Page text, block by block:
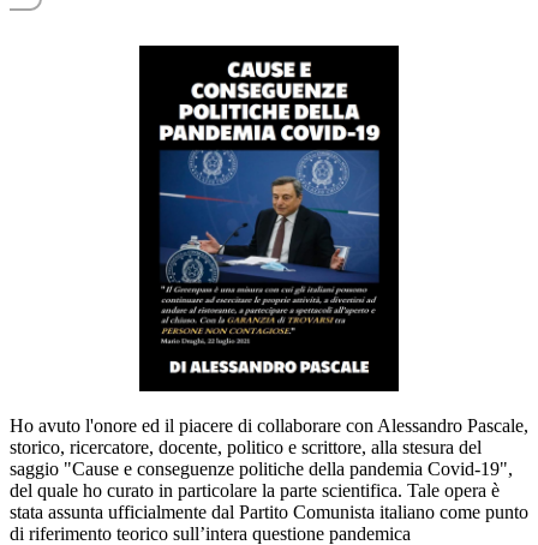
Ho avuto l'onore ed il piacere di collaborare con Alessandro Pascale,
storico, ricercatore, docente, politico e scrittore, alla stesura del
saggio "Cause e conseguenze politiche della pandemia Covid-19",
del quale ho curato in particolare la parte scientifica. Tale opera è
stata assunta ufficialmente dal Partito Comunista italiano come punto
di riferimento teorico sull’intera questione pandemica